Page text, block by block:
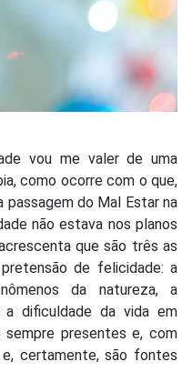
vou me valer de uma
como ocorre com o que,
passagem do Mal Estar na
não estava nos planos
que são três as
de felicidade: a
da natureza, a
dificuldade da vida em
sempre presentes e, com
certamente, são fontes